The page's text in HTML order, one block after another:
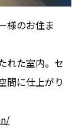
様のお住ま
れた室内。セ
間に仕上がり